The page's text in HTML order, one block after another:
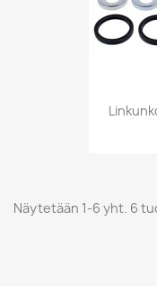
Näytetään 1-6 yht. 6